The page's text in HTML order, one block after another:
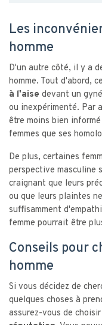
Les
homme
D'un autre côté, il y a
homme. Tout d'abord,
à l'aise devant un
ou inexpérimenté. Par
être moins bien
femmes que ses
De plus, certaines
perspective masculine
craignant que leurs
ou que leurs plaintes
suffisamment
femme pourrait être
Conseils pour
homme
Si vous décidez de
quelques choses à
assurez-vous de